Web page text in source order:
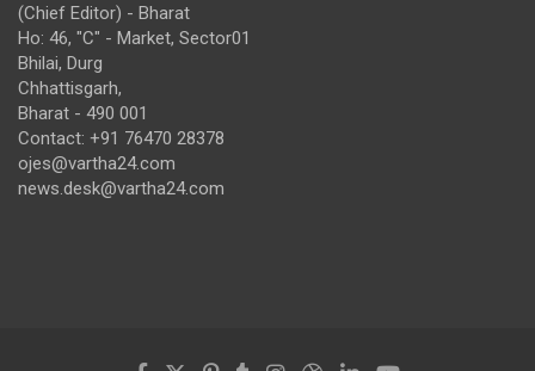
(Chief Editor) - Bharat
Ho: 46, "C" - Market, Sector01
Bhilai, Durg
Chhattisgarh,
Bharat - 490 001
Contact: +91 76470 28378
ojes@vartha24.com
news.desk@vartha24.com